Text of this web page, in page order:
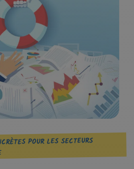
POUR LES SECTEURS